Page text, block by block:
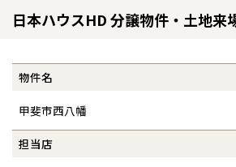
日本ハウスHD 分譲物件・土地来
物件名
甲斐市西八幡
担当店